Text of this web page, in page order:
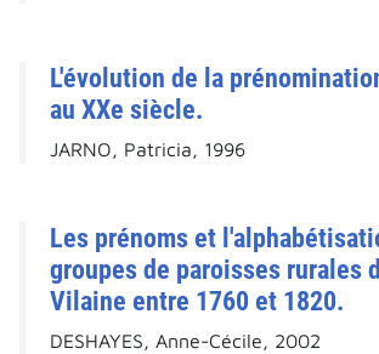
L'évolution de la
au XXe siècle.
JARNO, Patricia, 1996
Les prénoms et
groupes de paroisses rurales
Vilaine entre 1760 et 1820.
DESHAYES, Anne-Cécile, 2002